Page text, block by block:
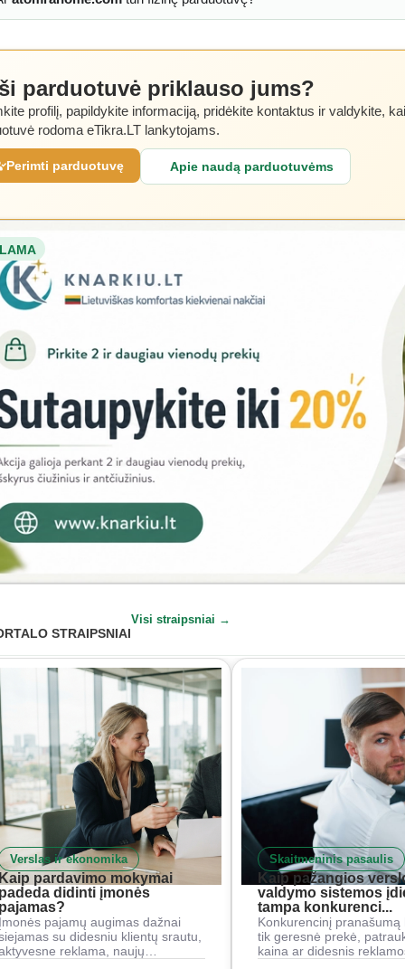
parduotuvė priklauso jums?
profilį, papildykite informaciją, pridėkite kontaktus ir valdykite,
rodoma eTikra.LT lankytojams.
Perimti parduotuvę Apie naudą parduotuvėms
STRAIPSNIAI
Visi straipsniai →
Verslas ir ekonomika
pardavimo mokymai
didinti įmonės
pajamų augimas dažnai
su didesniu klientų srautu,
reklama, naujų…
Skaitmeninis pasaulis
Kaip pažangios
valdymo sistemos
tampa konkurenci...
Konkurencinį pranašumą
tik geresnė prekė,
kaina ar didesnis